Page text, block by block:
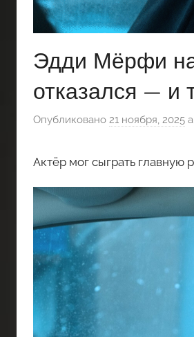
Эдди Мёрфи
отказался — и
Опубликовано 21 ноября, 2025
Актёр мог сыграть главную